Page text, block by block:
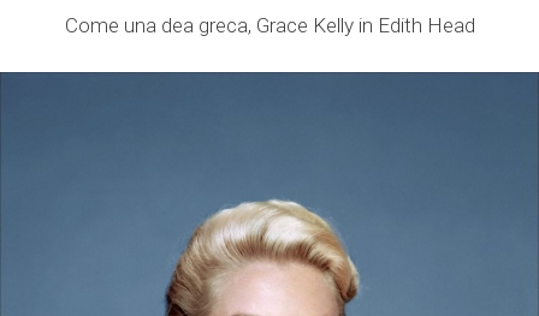
Come una dea greca, Grace Kelly in Edith Head